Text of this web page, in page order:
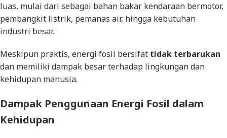
luas, mulai dari sebagai bahan bakar kendaraan bermotor,
pembangkit listrik, pemanas air, hingga kebutuhan
industri besar.
Meskipun praktis, energi fosil bersifat tidak terbarukan
dan memiliki dampak besar terhadap lingkungan dan
kehidupan manusia.
Dampak Penggunaan Energi Fosil dalam
Kehidupan